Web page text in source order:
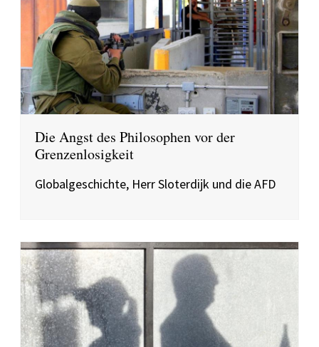
Die Angst des Philosophen vor der
Grenzenlosigkeit
Globalgeschichte, Herr Sloterdijk und die AFD